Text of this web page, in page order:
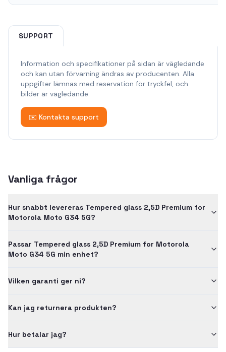
SUPPORT
Information och specifikationer på sidan är vägledande
och kan utan förvarning ändras av producenten. Alla
uppgifter lämnas med reservation för tryckfel, och
bilder är vägledande.
✉️ Kontakta support
Vanliga frågor
Hur snabbt levereras Tempered glass 2,5D Premium for
Motorola Moto G34 5G?
Passar Tempered glass 2,5D Premium for Motorola
Moto G34 5G min enhet?
Vilken garanti ger ni?
Kan jag returnera produkten?
Hur betalar jag?